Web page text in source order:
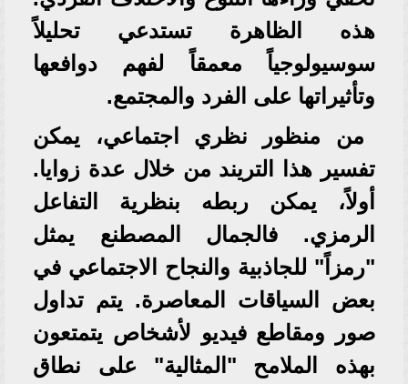
هذه الظاهرة تستدعي تحليلاً
سوسيولوجياً معمقاً لفهم دوافعها
وتأثيراتها على الفرد والمجتمع.
من منظور نظري اجتماعي، يمكن
تفسير هذا التريند من خلال عدة زوايا.
أولاً، يمكن ربطه بنظرية التفاعل
الرمزي. فالجمال المصطنع يمثل
"رمزاً" للجاذبية والنجاح الاجتماعي في
بعض السياقات المعاصرة. يتم تداول
صور ومقاطع فيديو لأشخاص يتمتعون
بهذه الملامح "المثالية" على نطاق